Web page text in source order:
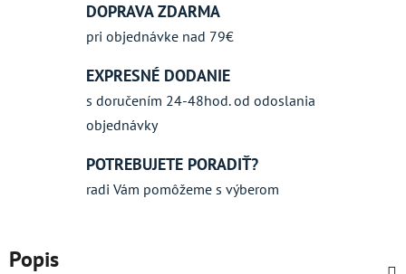
DOPRAVA ZDARMA
pri objednávke nad 79€
EXPRESNÉ DODANIE
s doručením 24-48hod. od odoslania
objednávky
POTREBUJETE PORADIŤ?
radi Vám pomôžeme s výberom
Popis